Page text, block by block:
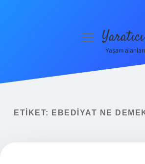
Yasal Uyarı
menüyü
Yaşam
ETIKET: EBEDIYAT NE